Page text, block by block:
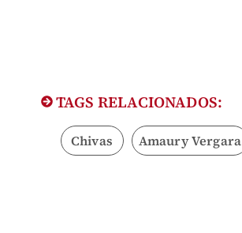
TAGS RELACIONADOS:
Chivas Amaury Vergara